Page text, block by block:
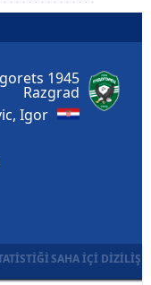
1945
Razgrad
Igor
SAHA İÇI DIZILIŞ